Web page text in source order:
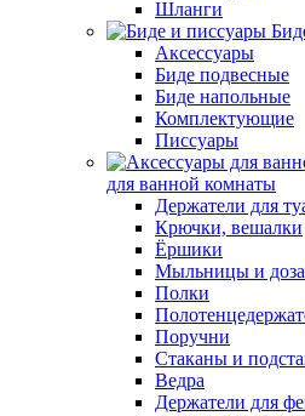
Шланги
Аксессуары
Биде подвесные
Биде напольные
Комплектующие
Писсуары
для ванной комнаты
Держатели для
Крючки, вешалки
Ёршики
Мыльницы и
Полки
Поручни
Стаканы и
Ведра
Держатели для